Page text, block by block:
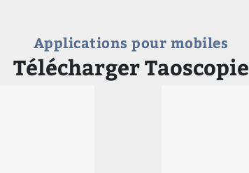
Applications pour mobiles
Télécharger Taoscopie